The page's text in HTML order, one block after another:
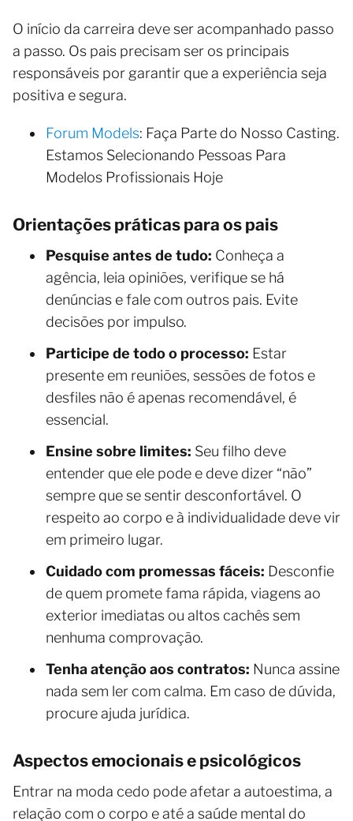
O início da carreira deve ser acompanhado passo
a passo. Os pais precisam ser os principais
responsáveis por garantir que a experiência seja
positiva e segura.
Forum Models: Faça Parte do Nosso Casting.
Estamos Selecionando Pessoas Para
Modelos Profissionais Hoje
Orientações práticas para os pais
Pesquise antes de tudo: Conheça a
agência, leia opiniões, verifique se há
denúncias e fale com outros pais. Evite
decisões por impulso.
Participe de todo o processo: Estar
presente em reuniões, sessões de fotos e
desfiles não é apenas recomendável, é
essencial.
Ensine sobre limites: Seu filho deve
entender que ele pode e deve dizer “não”
sempre que se sentir desconfortável. O
respeito ao corpo e à individualidade deve vir
em primeiro lugar.
Cuidado com promessas fáceis: Desconfie
de quem promete fama rápida, viagens ao
exterior imediatas ou altos cachês sem
nenhuma comprovação.
Tenha atenção aos contratos: Nunca assine
nada sem ler com calma. Em caso de dúvida,
procure ajuda jurídica.
Aspectos emocionais e psicológicos
Entrar na moda cedo pode afetar a autoestima, a
relação com o corpo e até a saúde mental do